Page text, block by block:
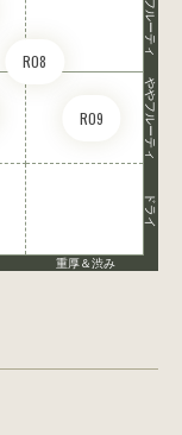
R08
R09
フルーティ
ややフルーティ
ドライ
重厚＆渋み